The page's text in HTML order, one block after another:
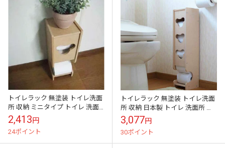
トイレラック 無塗装 トイレ洗面
所 収納 ミニタイプ トイレ 洗面
所 収納 トイレ ラック トイレラ
ック スリム トイレ ラック ...
2,413円
24ポイント
トイレラック 無塗装 トイレ洗面
所 収納 日本製 トイレ 洗面所 収
納 トイレ ラック トイレラック
スリム トイレ ラック コー...
3,077円
30ポイント